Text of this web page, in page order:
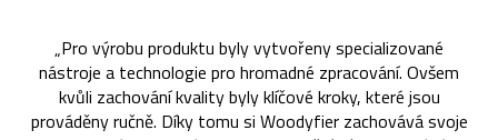
„Pro výrobu produktu byly vytvořeny specializované
nástroje a technologie pro hromadné zpracování. Ovšem
kvůli zachování kvality byly klíčové kroky, které jsou
prováděny ručně. Díky tomu si Woodyfier zachovává svoje